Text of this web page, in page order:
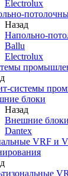
Electrolux
Назад
Напольно-
Ballu
Electrolux
системы
блоки
Назад
Внешние блоки
Dantex
VRF и